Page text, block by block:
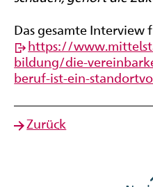
Das gesamte Interview
https://
bildung/die-
beruf-ist-ein-
Zurück